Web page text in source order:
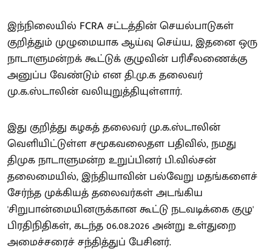
இந்நிலையில் FCRA சட்டத்தின் செயல்பாடுகள்
குறித்தும் முழுமையாக ஆய்வு செய்ய, இதனை ஒரு
நாடாளுமன்றக் கூட்டுக் குழுவின் பரிசீலணைக்கு
அனுப்ப வேண்டும் என தி.மு.க தலைவர்
மு.க.ஸ்டாலின் வலியுறுத்தியுள்ளார்.
இது குறித்து கழகத் தலைவர் மு.க.ஸ்டாலின்
வெளியிட்டுள்ள சமூகவலைதள பதிவில், நமது
திமுக நாடாளுமன்ற உறுப்பினர் பி.வில்சன்
தலைமையில், இந்தியாவின் பல்வேறு மதங்களைச்
சேர்ந்த முக்கியத் தலைவர்கள் அடங்கிய
'சிறுபான்மையினருக்கான கூட்டு நடவடிக்கை குழு'
பிரதிநிதிகள், கடந்த 06.08.2026 அன்று உள்துறை
அமைச்சரைச் சந்தித்துப் பேசினர்.